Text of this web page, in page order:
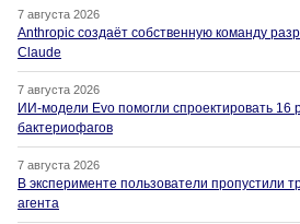
7 августа 2026
Anthropic создаёт собственную команду
Claude
7 августа 2026
ИИ-модели Evo помогли спроектировать 16
бактериофагов
7 августа 2026
В эксперименте пользователи пропустили
агента